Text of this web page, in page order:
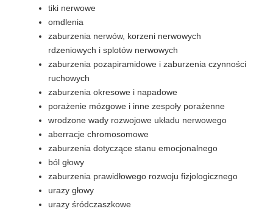
tiki nerwowe
omdlenia
zaburzenia nerwów, korzeni nerwowych
rdzeniowych i splotów nerwowych
zaburzenia pozapiramidowe i zaburzenia czynności
ruchowych
zaburzenia okresowe i napadowe
porażenie mózgowe i inne zespoły porażenne
wrodzone wady rozwojowe układu nerwowego
aberracje chromosomowe
zaburzenia dotyczące stanu emocjonalnego
ból głowy
zaburzenia prawidłowego rozwoju fizjologicznego
urazy głowy
urazy śródczaszkowe